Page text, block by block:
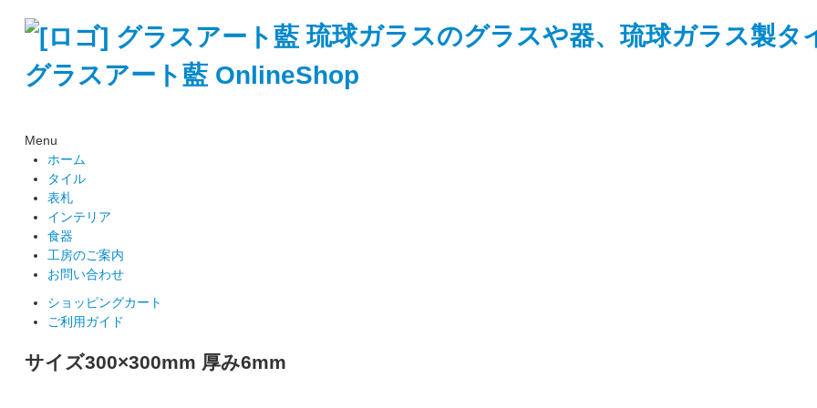
琉球ガラスのグラスや器、琉球ガラス製タ
グラスアート藍 OnlineShop
Menu
ホーム
タイル
表札
インテリア
食器
工房のご案内
お問い合わせ
ショッピングカート
ご利用ガイド
サイズ300×300mm 厚み6mm